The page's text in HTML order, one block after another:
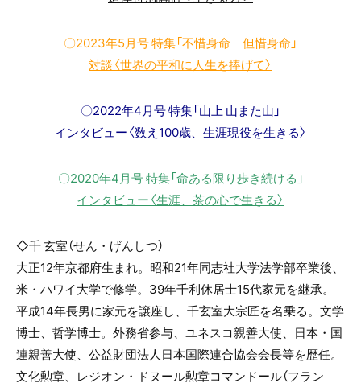
〇2023年5月号 特集「不惜身命 但惜身命」
対談〈世界の平和に人生を捧げて〉
〇2022年4月号 特集「山上 山また山」
インタビュー〈数え100歳、生涯現役を生きる〉
〇2020年4月号 特集「命ある限り歩き続ける」
インタビュー〈生涯、茶の心で生きる〉
◇千 玄室（せん・げんしつ）
大正12年京都府生まれ。昭和21年同志社大学法学部卒業後、
米・ハワイ大学で修学。39年千利休居士15代家元を継承。
平成14年長男に家元を譲座し、千玄室大宗匠を名乗る。文学
博士、哲学博士。外務省参与、ユネスコ親善大使、日本・国
連親善大使、公益財団法人日本国際連合協会会長等を歴任。
文化勲章、レジオン・ドヌール勲章コマンドール（フラン